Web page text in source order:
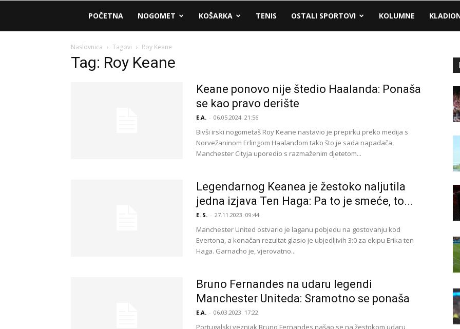
AM
Sport
POČETNA NOGOMET KOŠARKA TENIS OSTALI SPORTOVI KOLUMNE
Naslovnica Tagovi Roy Keane
Tag: Roy Keane
Keane ponovo nije štedio Haalanda: Ponaša
se kao pravo derište
E.A. - 06.05.2024. 21:56
Bivši irski nogometaš Roy Keane nastavio je prepirku preko medija s
Norvežaninom Erlingom Haalandom tako što je sada napadača
Manchester Cityja uporedio s razmaženim djetetom...
Legendarnog Keanea je žestoko naljutila
jedna izjava Ten Haga: Pa to je smeće, to...
E. S. - 27.11.2023. 09:44
Manchester United ostvario je laganu pobjedu na gostovanju kod
Evertona, a konačan rezultat glasio je ubjedljivih 3:0 za ekipu Erika ten
Haga. Garnacho je, vjerovatno...
Bruno Fernandes na udaru legendi
Manchester Uniteda: Sramotno se ponaša
E.A. - 06.03.2023. 17:22
Portugalski veznjak Bruno Fernandes našao se na žestokom udaru